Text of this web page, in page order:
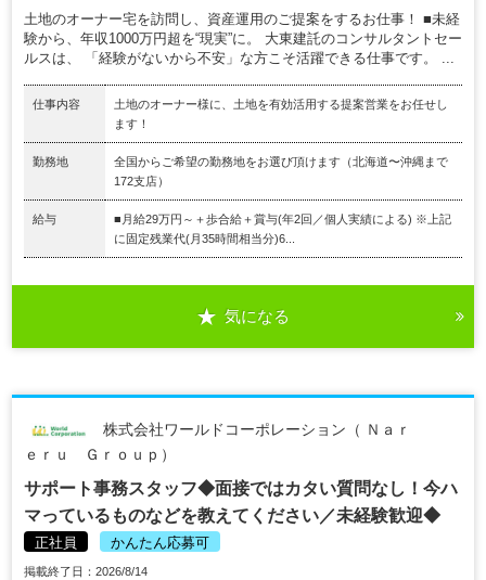
土地のオーナー宅を訪問し、資産運用のご提案をするお仕事！ ■未経
験から、年収1000万円超を“現実”に。 大東建託のコンサルタントセー
ルスは、 「経験がないから不安」な方こそ活躍できる仕事です。 ...
仕事内容
土地のオーナー様に、土地を有効活用する提案営業をお任せし
ます！
勤務地
全国からご希望の勤務地をお選び頂けます（北海道〜沖縄まで
172支店）
給与
■月給29万円～＋歩合給＋賞与(年2回／個人実績による) ※上記
に固定残業代(月35時間相当分)6...
気になる
株式会社ワールドコーポレーション（ Ｎａｒ
ｅｒｕ Ｇｒｏｕｐ）
サポート事務スタッフ◆面接ではカタい質問なし！今ハ
マっているものなどを教えてください／未経験歓迎◆
正社員 かんたん応募可
掲載終了日：2026/8/14